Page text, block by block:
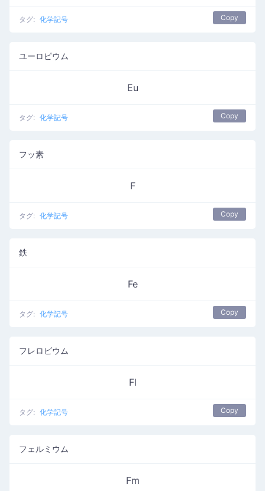
タグ: 化学記号 Copy
ユーロピウム
Eu
タグ: 化学記号 Copy
フッ素
F
タグ: 化学記号 Copy
鉄
Fe
タグ: 化学記号 Copy
フレロビウム
Fl
タグ: 化学記号 Copy
フェルミウム
Fm